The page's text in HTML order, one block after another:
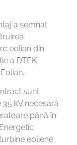
a semnat
eolian din
a DTEK
sunt:
kV necesară
până în
eoliene